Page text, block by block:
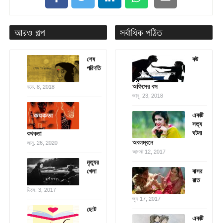
আরও গল্প
শেষ
পরিণতি
নভে. 8, 2018
কথকতা
জানু. 26, 2020
মৃত্যুর
খেলা
ডিসে. 3, 2017
ছোট
সর্বাধিক পঠিত
বউ
অফিসের বস
জানু. 23, 2018
একটি
সত্য
ঘটনা
অবলম্বনে
আগস্ট 12, 2017
বাসর
রাত
জুন 17, 2017
একটি